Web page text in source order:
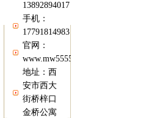
13892894017
手机：
17791814983
官网：
www.mw5555.com
地址：西
安市西大
街桥梓口
金桥公寓